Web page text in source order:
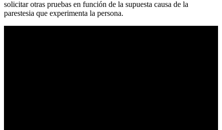
solicitar otras pruebas en función de la supuesta causa de la
parestesia que experimenta la persona.